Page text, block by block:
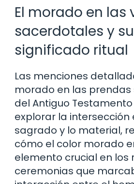
El morado en las
sacerdotales y su
significado ritual
Las menciones
morado en las
del Antiguo
explorar la intersección
sagrado y lo material,
cómo el color morado
elemento crucial en los
ceremonias que